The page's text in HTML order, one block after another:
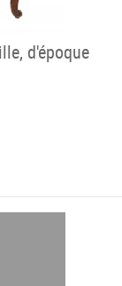
d'époque